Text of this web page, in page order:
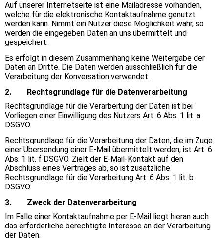
Auf unserer Internetseite ist eine Mailadresse vorhanden,
welche für die elektronische Kontaktaufnahme genutzt
werden kann. Nimmt ein Nutzer diese Möglichkeit wahr, so
werden die eingegeben Daten an uns übermittelt und
gespeichert.
Es erfolgt in diesem Zusammenhang keine Weitergabe der
Daten an Dritte. Die Daten werden ausschließlich für die
Verarbeitung der Konversation verwendet.
2. Rechtsgrundlage für die Datenverarbeitung
Rechtsgrundlage für die Verarbeitung der Daten ist bei
Vorliegen einer Einwilligung des Nutzers Art. 6 Abs. 1 lit. a
DSGVO.
Rechtsgrundlage für die Verarbeitung der Daten, die im Zuge
einer Übersendung einer E-Mail übermittelt werden, ist Art. 6
Abs. 1 lit. f DSGVO. Zielt der E-Mail-Kontakt auf den
Abschluss eines Vertrages ab, so ist zusätzliche
Rechtsgrundlage für die Verarbeitung Art. 6 Abs. 1 lit. b
DSGVO.
3. Zweck der Datenverarbeitung
Im Falle einer Kontaktaufnahme per E-Mail liegt hieran auch
das erforderliche berechtigte Interesse an der Verarbeitung
der Daten.